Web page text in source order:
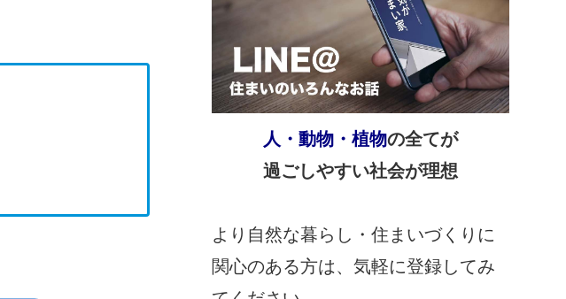
人・動物・植物の全てが
過ごしやすい社会が理想
より自然な暮らし・住まいづくりに
関心のある方は、気軽に登録してみ